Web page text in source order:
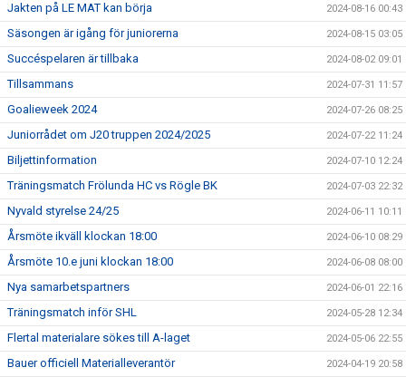
Jakten på LE MAT kan börja 2024-08-16 00:43
Säsongen är igång för juniorerna 2024-08-15 03:05
Succéspelaren är tillbaka 2024-08-02 09:01
Tillsammans 2024-07-31 11:57
Goalieweek 2024 2024-07-26 08:25
Juniorrådet om J20 truppen 2024/2025 2024-07-22 11:24
Biljettinformation 2024-07-10 12:24
Träningsmatch Frölunda HC vs Rögle BK 2024-07-03 22:32
Nyvald styrelse 24/25 2024-06-11 10:11
Årsmöte ikväll klockan 18:00 2024-06-10 08:29
Årsmöte 10.e juni klockan 18:00 2024-06-08 08:00
Nya samarbetspartners 2024-06-01 22:16
Träningsmatch inför SHL 2024-05-28 12:34
Flertal materialare sökes till A-laget 2024-05-06 22:55
Bauer officiell Materialleverantör 2024-04-19 20:58